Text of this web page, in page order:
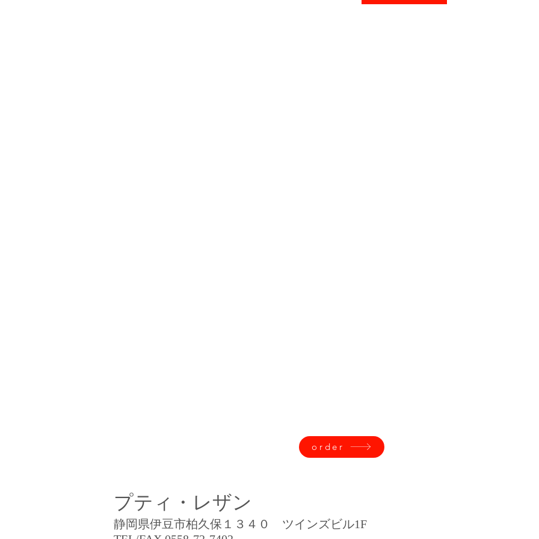
order
プティ・レザン
静岡県伊豆市柏久保１３４０ ツインズビル1F